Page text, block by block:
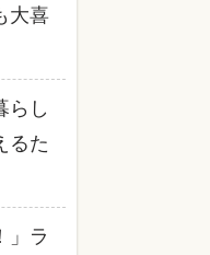
大喜
らし
るた
」ラ